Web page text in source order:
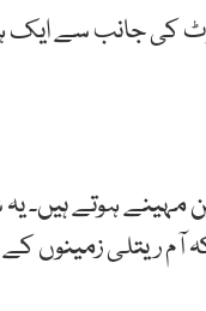
مہینے ہوتے ہیں۔
ریتلی زمینوں